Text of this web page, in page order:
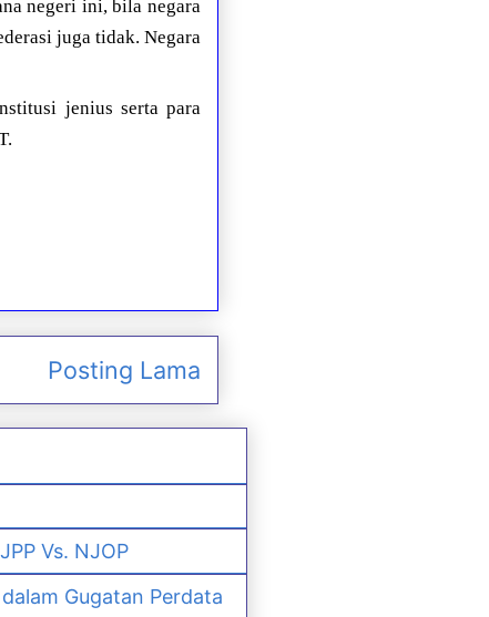
negeri ini, bila negara
juga tidak. Negara
jenius serta para
Posting Lama
Vs. NJOP
Gugatan Perdata